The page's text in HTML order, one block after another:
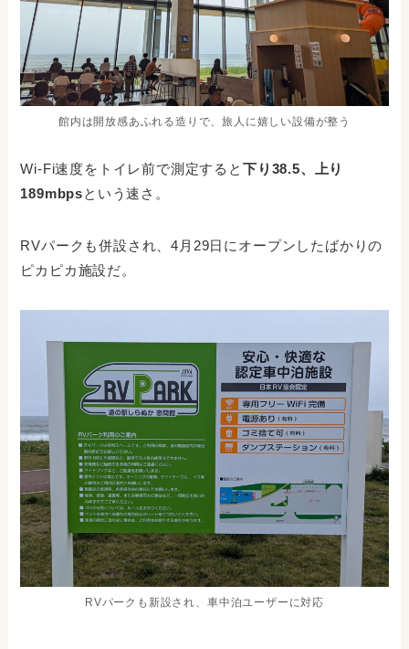
館内は開放感あふれる造りで、旅人に嬉しい設備が整う
Wi-Fi速度をトイレ前で測定すると 下り38.5、上り
189mbpsという速さ。
RVパークも併設され、4月29日にオープンしたばかりの
ピカピカ施設だ。
RVパークも新設され、車中泊ユーザーに対応